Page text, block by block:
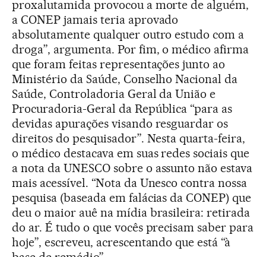
proxalutamida provocou a morte de alguém,
a CONEP jamais teria aprovado
absolutamente qualquer outro estudo com a
droga”, argumenta. Por fim, o médico afirma
que foram feitas representações junto ao
Ministério da Saúde, Conselho Nacional da
Saúde, Controladoria Geral da União e
Procuradoria-Geral da República “para as
devidas apurações visando resguardar os
direitos do pesquisador”. Nesta quarta-feira,
o médico destacava em suas redes sociais que
a nota da UNESCO sobre o assunto não estava
mais acessível. “Nota da Unesco contra nossa
pesquisa (baseada em falácias da CONEP) que
deu o maior auê na mídia brasileira: retirada
do ar. É tudo o que vocês precisam saber para
hoje”, escreveu, acrescentando que está “à